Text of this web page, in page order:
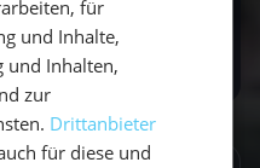
für
und Inhalte,
und Inhalten,
zur
Drittanbieter
für diese und